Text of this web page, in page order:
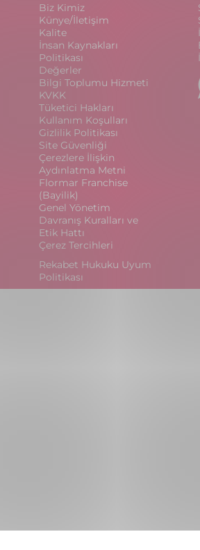
Biz Kimiz
Künye/İletişim
Kalite
İnsan Kaynakları
Politikası
Değerler
Bilgi Toplumu Hizmeti
KVKK
Tüketici Hakları
Kullanım Koşulları
Gizlilik Politikası
Site Güvenliği
Çerezlere İlişkin
Aydınlatma Metni
Flormar Franchise
(Bayilik)
Genel Yönetim
Davranış Kuralları ve
Etik Hattı
Çerez Tercihleri
Rekabet Hukuku Uyum
Politikası